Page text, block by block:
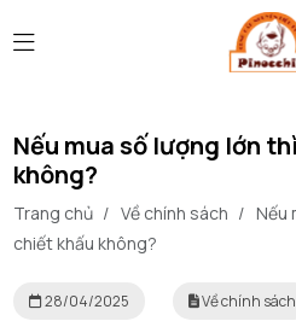
Nếu mua số lượng lớn
không?
Trang chủ / Về chính sách / Nếu
chiết khấu không?
28/04/2025 Về chính sách